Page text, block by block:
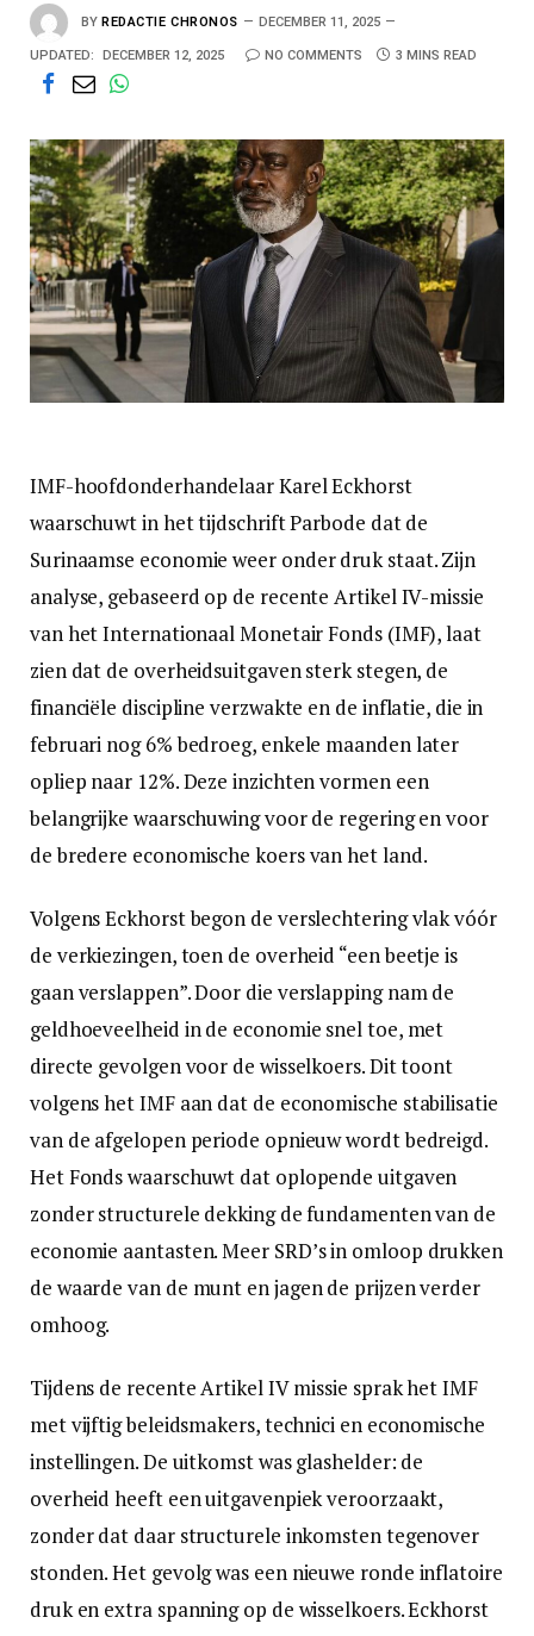
BY REDACTIE CHRONOS DECEMBER 11, 2025
UPDATED: DECEMBER 12, 2025 NO COMMENTS 3 MINS READ
IMF-hoofdonderhandelaar Karel Eckhorst
waarschuwt in het tijdschrift Parbode dat de
Surinaamse economie weer onder druk staat. Zijn
analyse, gebaseerd op de recente Artikel IV-missie
van het Internationaal Monetair Fonds (IMF), laat
zien dat de overheidsuitgaven sterk stegen, de
financiële discipline verzwakte en de inflatie, die in
februari nog 6% bedroeg, enkele maanden later
opliep naar 12%. Deze inzichten vormen een
belangrijke waarschuwing voor de regering en voor
de bredere economische koers van het land.
Volgens Eckhorst begon de verslechtering vlak vóór
de verkiezingen, toen de overheid “een beetje is
gaan verslappen”. Door die verslapping nam de
geldhoeveelheid in de economie snel toe, met
directe gevolgen voor de wisselkoers. Dit toont
volgens het IMF aan dat de economische stabilisatie
van de afgelopen periode opnieuw wordt bedreigd.
Het Fonds waarschuwt dat oplopende uitgaven
zonder structurele dekking de fundamenten van de
economie aantasten. Meer SRD’s in omloop drukken
de waarde van de munt en jagen de prijzen verder
omhoog.
Tijdens de recente Artikel IV missie sprak het IMF
met vijftig beleidsmakers, technici en economische
instellingen. De uitkomst was glashelder: de
overheid heeft een uitgavenpiek veroorzaakt,
zonder dat daar structurele inkomsten tegenover
stonden. Het gevolg was een nieuwe ronde inflatoire
druk en extra spanning op de wisselkoers. Eckhorst